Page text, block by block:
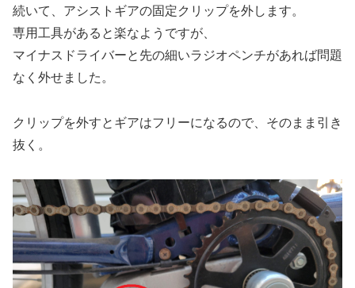
続いて、アシストギアの固定クリップを外します。
専用工具があると楽なようですが、
マイナスドライバーと先の細いラジオペンチがあれば問題
なく外せました。
クリップを外すとギアはフリーになるので、そのまま引き
抜く。